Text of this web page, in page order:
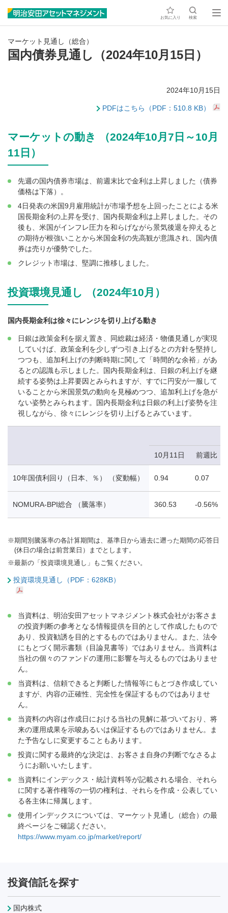
お気に入り 検索
マーケット見通し（総合）
国内債券見通し（2024年10月15日）
2024年10月15日
PDFはこちら（PDF：510.8 KB）
マーケットの動き （2024年10月7日～10月
11日）
先週の国内債券市場は、前週末比で金利は上昇しました（債券
価格は下落）。
4日発表の米国9月雇用統計が市場予想を上回ったことによる米
国長期金利の上昇を受け、国内長期金利は上昇しました。その
後も、米国がインフレ圧力を和らげながら景気後退を抑えると
の期待が根強いことから米国金利の先高観が意識され、国内債
券は売りが優勢でした。
クレジット市場は、堅調に推移しました。
投資環境見通し （2024年10月）
国内長期金利は徐々にレンジを切り上げる動き
日銀は政策金利を据え置き、同総裁は経済・物価見通しが実現
していけば、政策金利を少しずつ引き上げるとの方針を堅持し
つつも、追加利上げの判断時期に関して「時間的な余裕」があ
るとの認識も示しました。国内長期金利は、日銀の利上げを継
続する姿勢は上昇要因とみられますが、すでに円安が一服して
いることから米国景気の動向を見極めつつ、追加利上げを急が
ない姿勢とみられます。国内長期金利は日銀の利上げ姿勢を注
視しながら、徐々にレンジを切り上げるとみています。
10月11日 前週比
10年国債利回り（日本、％） （変動幅） 0.94 0.07
NOMURA-BPI総合 （騰落率） 360.53 -0.56%
※期間別騰落率の各計算期間は、基準日から過去に遡った期間の応答日
(休日の場合は前営業日）までとします。
※最新の「投資環境見通し」もご覧ください。
投資環境見通し（PDF：628KB）
当資料は、明治安田アセットマネジメント株式会社がお客さま
の投資判断の参考となる情報提供を目的として作成したもので
あり、投資勧誘を目的とするものではありません。また、法令
にもとづく開示書類（目論見書等）ではありません。当資料は
当社の個々のファンドの運用に影響を与えるものではありませ
ん。
当資料は、信頼できると判断した情報等にもとづき作成してい
ますが、内容の正確性、完全性を保証するものではありませ
ん。
当資料の内容は作成日における当社の見解に基づいており、将
来の運用成果を示唆あるいは保証するものではありません。ま
た予告なしに変更することもあります。
投資に関する最終的な決定は、お客さま自身の判断でなさるよ
うにお願いいたします。
当資料にインデックス・統計資料等が記載される場合、それら
に関する著作権等の一切の権利は、それらを作成・公表してい
る各主体に帰属します。
使用インデックスについては、マーケット見通し（総合）の最
終ページをご確認ください。
https://www.myam.co.jp/market/report/
投資信託を探す
国内株式